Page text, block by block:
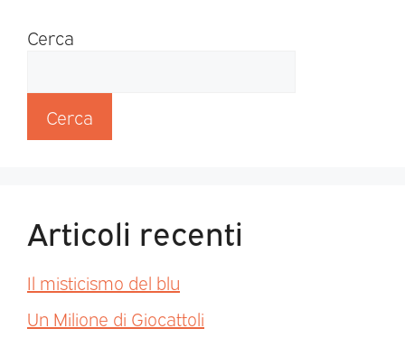
Cerca
Cerca
Articoli recenti
Il misticismo del blu
Un Milione di Giocattoli